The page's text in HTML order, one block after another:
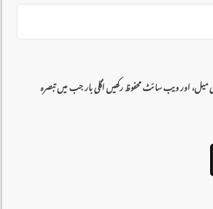
میل، اور ویب سائٹ محفوظ رکھیں اگلی بار جب میں تبصرہ